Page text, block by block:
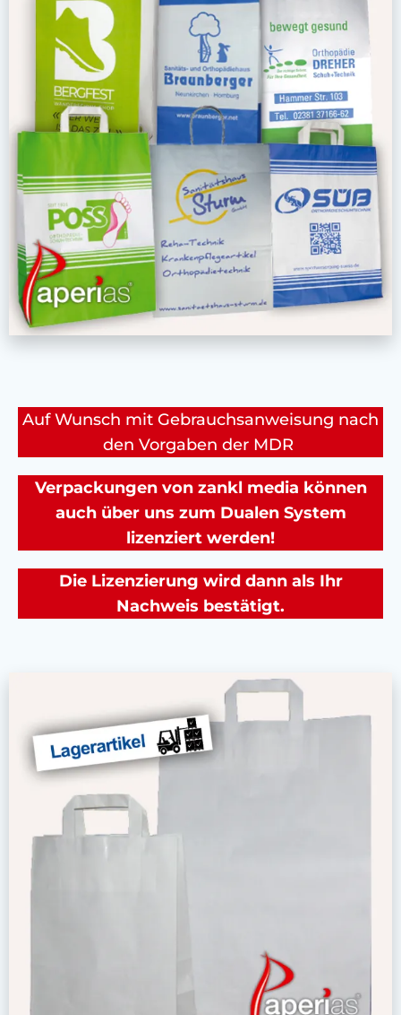
Auf Wunsch mit Gebrauchsanweisung nach
den Vorgaben der MDR
Verpackungen von zankl media können
auch über uns zum Dualen System
lizenziert werden!
Die Lizenzierung wird dann als Ihr
Nachweis bestätigt.